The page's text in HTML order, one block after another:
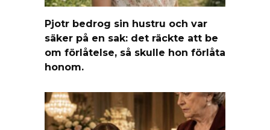
Pjotr bedrog sin hustru och var
säker på en sak: det räckte att be
om förlåtelse, så skulle hon förlåta
honom.